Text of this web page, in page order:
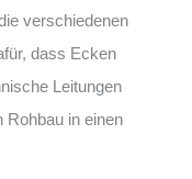
verschiedenen
dass Ecken
Leitungen
Rohbau in einen